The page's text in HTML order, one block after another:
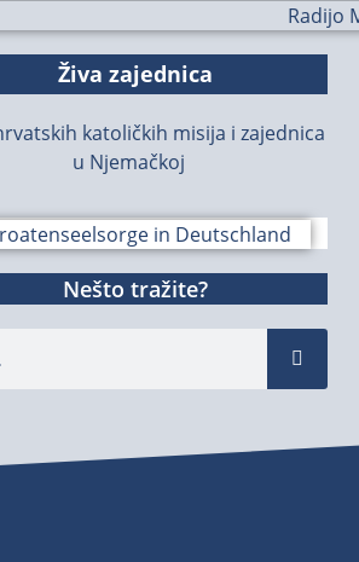
Živa zajednica
katoličkih misija i zajednica
u Njemačkoj
Nešto tražite?